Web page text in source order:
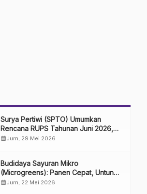
Surya Pertiwi (SPTO) Umumkan
Rencana RUPS Tahunan Juni 2026,
Bahas Penggunaan Laba Hingga
calendar_monthJum, 29 Mei 2026
Budidaya Sayuran Mikro
(Microgreens): Panen Cepat, Untung
Besar
calendar_monthJum, 22 Mei 2026